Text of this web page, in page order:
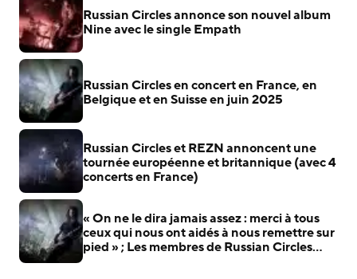
Russian Circles annonce son nouvel album
Nine avec le single Empath
Russian Circles en concert en France, en
Belgique et en Suisse en juin 2025
Russian Circles et REZN annoncent une
tournée européenne et britannique (avec 4
concerts en France)
« On ne le dira jamais assez : merci à tous
ceux qui nous ont aidés à nous remettre sur
pied » ; Les membres de Russian Circles